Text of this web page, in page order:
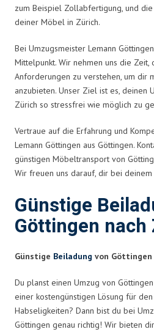
zum Beispiel Zollabfertigung, und
deiner Möbel in Zürich.
Bei Umzugsmeister Lemann
Mittelpunkt. Wir nehmen uns die Zeit,
Anforderungen zu verstehen, um dir
anzubieten. Unser Ziel ist es, deinen
Zürich so stressfrei wie möglich zu
Vertraue auf die Erfahrung und
Lemann Göttingen aus Göttingen.
günstigen Möbeltransport von
Wir freuen uns darauf, dir bei
Günstige
Göttingen nach
Günstige Beiladung von Göttingen
Du planst einen Umzug von
einer kostengünstigen Lösung für
Habseligkeiten? Dann bist du bei
Göttingen genau richtig! Wir bieten